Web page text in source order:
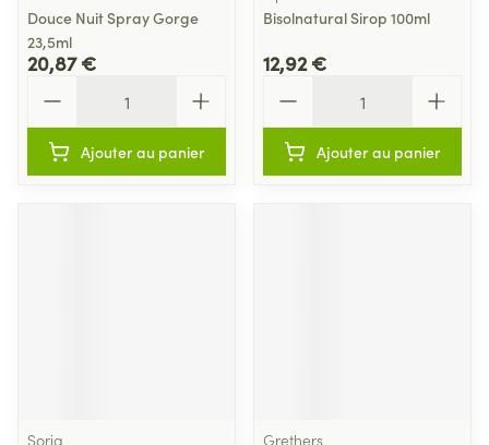
Douce Nuit Spray Gorge
23,5ml
20,87 €
Ajouter au panier
Bisolnatural Sirop 100ml
12,92 €
Ajouter au panier
Soria Grethers